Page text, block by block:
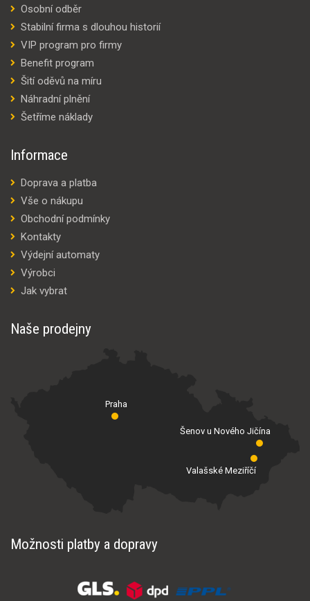
Osobní odběr
Stabilní firma s dlouhou historií
VIP program pro firmy
Benefit program
Šití oděvů na míru
Náhradní plnění
Šetříme náklady
Informace
Doprava a platba
Vše o nákupu
Obchodní podmínky
Kontakty
Výdejní automaty
Výrobci
Jak vybrat
Naše prodejny
Praha
Valašské Meziříčí
Šenov u Nového Jičína
Možnosti platby a dopravy